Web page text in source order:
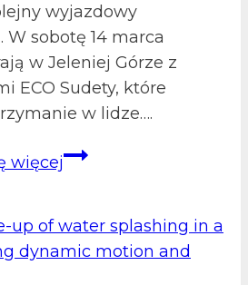
wyjazdowy
W sobotę 14 marca
w Jeleniej Górze z
ECO Sudety, które
w lidze….
więcejZapowiedź
Sudety
Jelenia